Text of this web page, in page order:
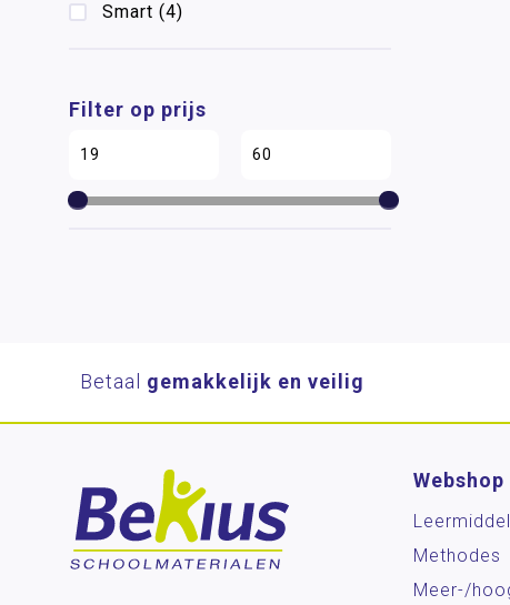
Smart (4)
Filter op prijs
Betaal gemakkelijk en veilig
Webshop
Methodes
Meer-/